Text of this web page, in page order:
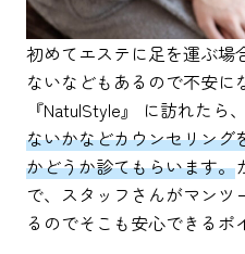
初めてエステに足を運ぶ場
ないなどもあるので不安に
『NatulStyle』 に訪れたら、
ないかなどカウンセリング
かどうか診てもらいます。
で、スタッフさんがマン
るのでそこも安心できるポ